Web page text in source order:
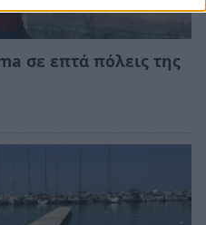
σε επτά πόλεις της